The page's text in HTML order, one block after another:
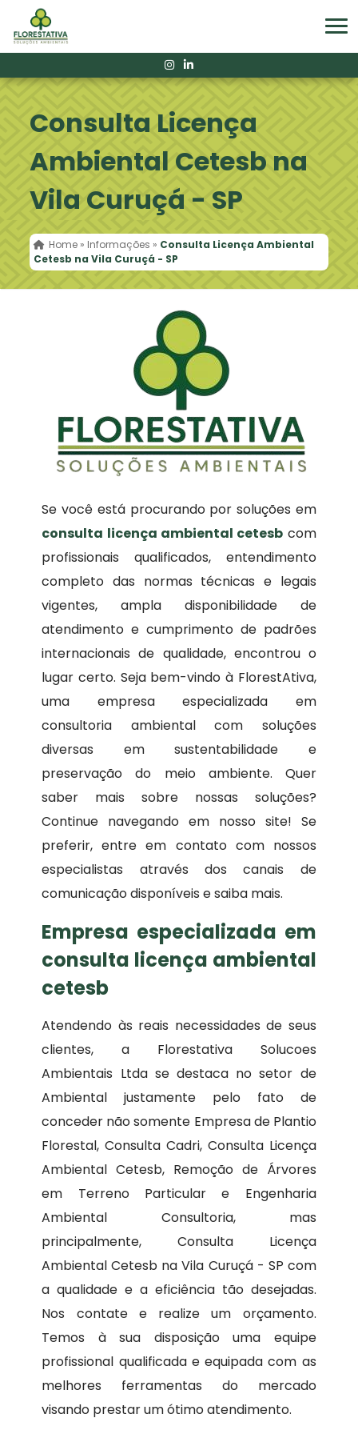
Consulta Licença
Ambiental Cetesb na
Vila Curuçá - SP
Home » Informações » Consulta Licença Ambiental
Cetesb na Vila Curuçá - SP
Se você está procurando por soluções em
consulta licença ambiental cetesb com
profissionais qualificados, entendimento
completo das normas técnicas e legais
vigentes, ampla disponibilidade de
atendimento e cumprimento de padrões
internacionais de qualidade, encontrou o
lugar certo. Seja bem-vindo à FlorestAtiva,
uma empresa especializada em
consultoria ambiental com soluções
diversas em sustentabilidade e
preservação do meio ambiente. Quer
saber mais sobre nossas soluções?
Continue navegando em nosso site! Se
preferir, entre em contato com nossos
especialistas através dos canais de
comunicação disponíveis e saiba mais.
Empresa especializada em
consulta licença ambiental
cetesb
Atendendo às reais necessidades de seus
clientes, a Florestativa Solucoes
Ambientais Ltda se destaca no setor de
Ambiental justamente pelo fato de
conceder não somente Empresa de Plantio
Florestal, Consulta Cadri, Consulta Licença
Ambiental Cetesb, Remoção de Árvores
em Terreno Particular e Engenharia
Ambiental Consultoria, mas
principalmente, Consulta Licença
Ambiental Cetesb na Vila Curuçá - SP com
a qualidade e a eficiência tão desejadas.
Nos contate e realize um orçamento.
Temos à sua disposição uma equipe
profissional qualificada e equipada com as
melhores ferramentas do mercado
visando prestar um ótimo atendimento.